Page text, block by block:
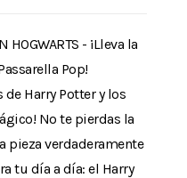
HOGWARTS - ¡Lleva la
Pop!
de Harry Potter y los
No te pierdas la
verdaderamente
tu día a día: el Harry